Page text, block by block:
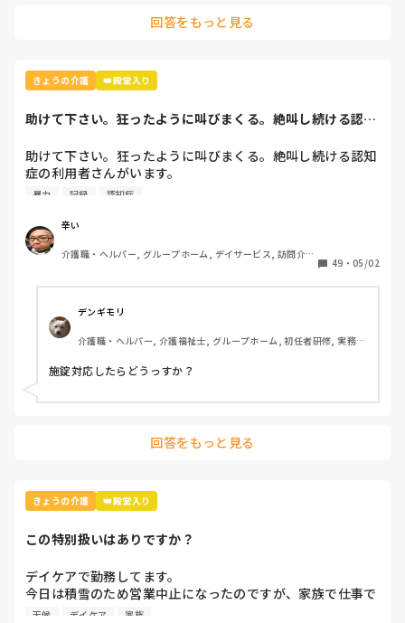
回答をもっと見る
きょうの介護 👑殿堂入り
助けて下さい。狂ったように叫びまくる。絶叫し続ける認知
助けて下さい。狂ったように叫びまくる。絶叫し続ける認知
症の利用者さんがいます。
しまいには
私の言うこと聞けば叫ばないでやる
と言われました。
助けて下さい。
この人に暴力を振るって黙らせたいと思ってしまいました。
上司は話を聞いてくれません。
同期も他の利用者さんもうんざりしています。
助けて下さい。
暴力 記録 認知症
辛い
介護職・ヘルパー, グループホーム, デイサービス, 訪問介
49 ・ 05/02
デンギモリ
介護職・ヘルパー, 介護福祉士, グループホーム, 初任者研修, 実務者
施錠対応したらどうっすか？
回答をもっと見る
きょうの介護 👑殿堂入り
この特別扱いはありですか？
デイケアで勤務してます。
今日は積雪のため営業中止になったのですが、家族で仕事で
面倒を見れる人がいないということで1人だけ利用者が来て
天候 デイケア 家族